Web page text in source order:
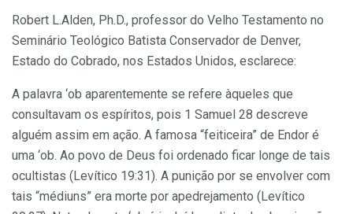
Robert L.Alden, Ph.D., professor do Velho Testamento no
Seminário Teológico Batista Conservador de Denver,
Estado do Cobrado, nos Estados Unidos, esclarece:
A palavra ‘ob aparentemente se refere àqueles que
consultavam os espíritos, pois 1 Samuel 28 descreve
alguém assim em ação. A famosa “feiticeira” de Endor é
uma ‘ob. Ao povo de Deus foi ordenado ficar longe de tais
ocultistas (Levítico 19:31). A punição por se envolver com
tais “médiuns” era morte por apedrejamento (Levítico